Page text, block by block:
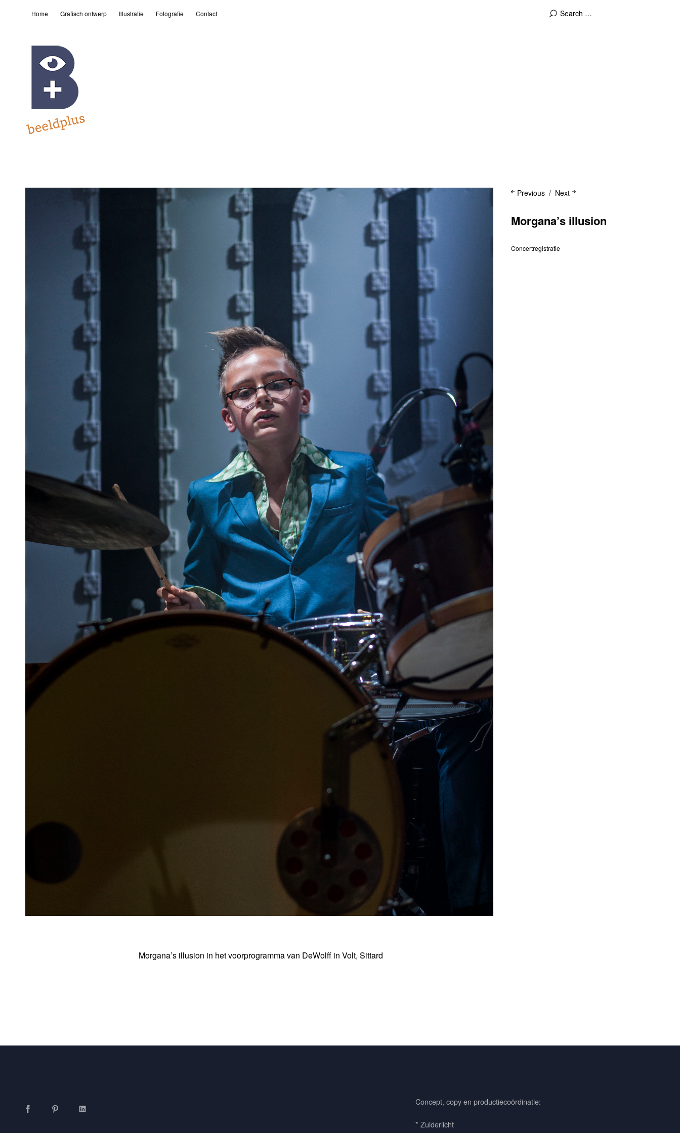
Home Grafisch ontwerp Illustratie Fotografie Contact
Next
Previous
Morgana’s illusion
Concertregistratie
Morgana’s illusion in het voorprogramma van DeWolff in Volt, Sittard
Concept, copy en productiecoördinatie:
* Zuiderlicht